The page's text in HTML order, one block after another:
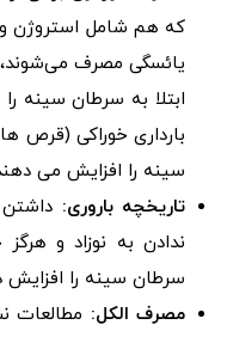
که هم شامل استروژن
ابتلا به سرطان سینه
بارداری خوراکی (قرص
سینه را افزایش می
تاریخچه باروری:
ندادن به نوزاد و
سرطان سینه را افزایش
مصرف الکل: مطالعات